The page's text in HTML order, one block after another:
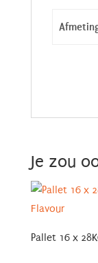
Je zou
Pallet 16 x